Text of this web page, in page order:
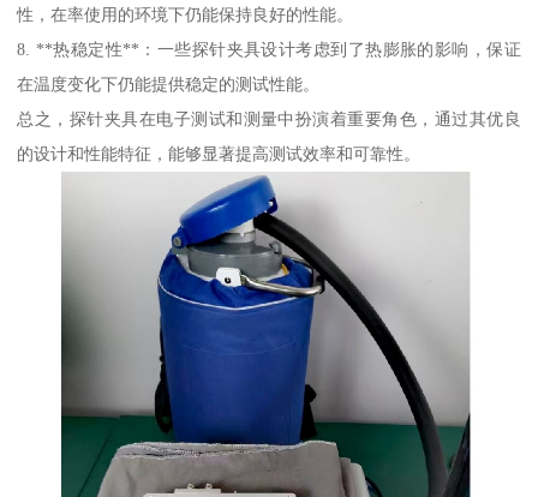
性，在率使用的环境下仍能保持良好的性能。
8. **热稳定性**：一些探针夹具设计考虑到了热膨胀的影响，保证
在温度变化下仍能提供稳定的测试性能。
总之，探针夹具在电子测试和测量中扮演着重要角色，通过其优良
的设计和性能特征，能够显著提高测试效率和可靠性。